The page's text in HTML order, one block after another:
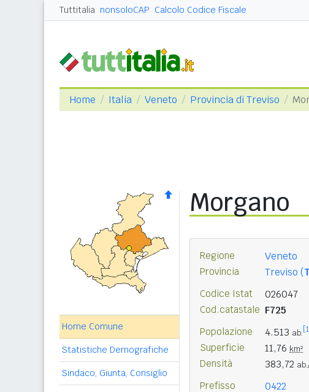
Tuttitalia nonsoloCAP Calcolo Codice Fiscale
Home Italia Veneto Provincia di Treviso
Home Comune
Statistiche Demografiche
Sindaco, Giunta, Consiglio
Morgano
Regione Veneto
Provincia Treviso (
Codice Istat 026047
Cod.catastale F725
Popolazione 4.513 ab. [1]
Superficie 11,76 km²
Densità 383,72
Prefisso 0422